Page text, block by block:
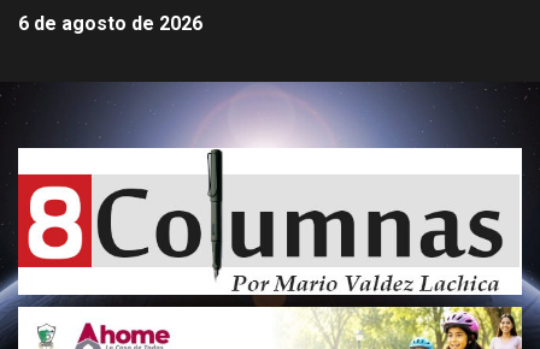
6 de agosto de 2026